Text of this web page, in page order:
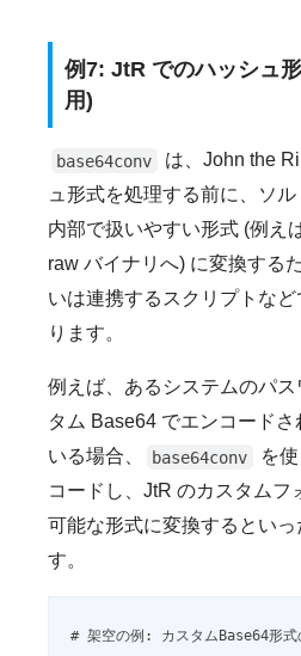
例7: JtR でのハッシュ
用)
base64conv
は、John the
ュ形式を処理する前に、ソ
内部で扱いやすい形式 (例え
raw バイナリへ) に変換する
いは連携するスクリプトな
ります。
例えば、あるシステムのパ
タム Base64 でエンコード
いる場合、
base64conv
を
コードし、JtR のカスタムフ
可能な形式に変換するとい
す。
# 架空の例: カスタムBase64形式